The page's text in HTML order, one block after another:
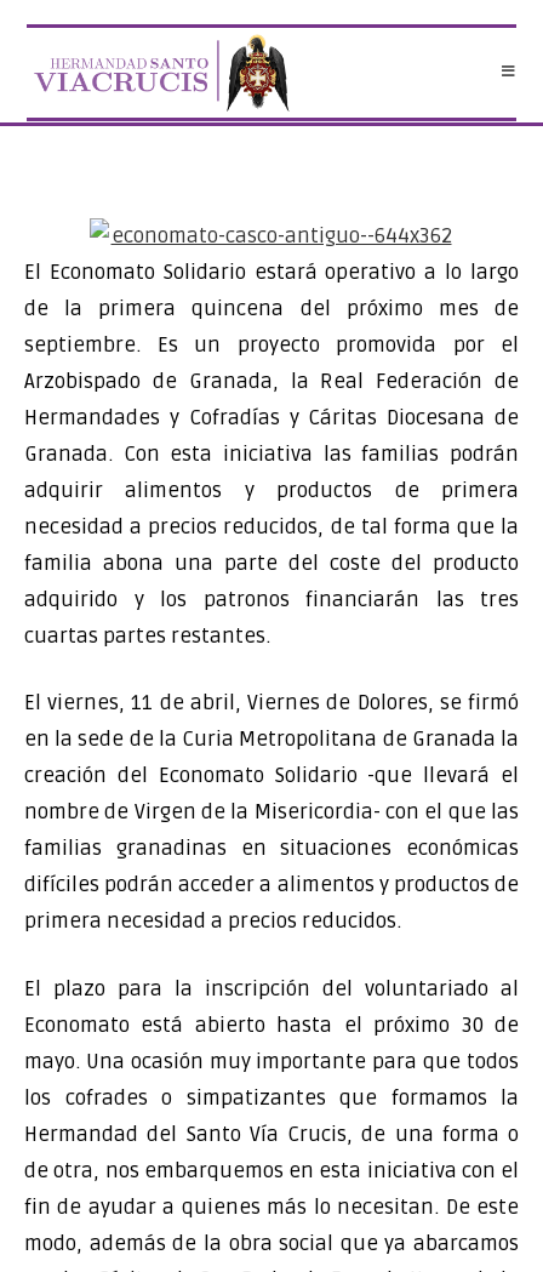
contenido
El Economato Solidario estará operativo a lo largo
de la primera quincena del próximo mes de
septiembre. Es un proyecto promovida por el
Arzobispado de Granada, la Real Federación de
Hermandades y Cofradías y Cáritas Diocesana de
Granada. Con esta iniciativa las familias podrán
adquirir alimentos y productos de primera
necesidad a precios reducidos, de tal forma que la
familia abona una parte del coste del producto
adquirido y los patronos financiarán las tres
cuartas partes restantes.
El viernes, 11 de abril, Viernes de Dolores, se firmó
en la sede de la Curia Metropolitana de Granada la
creación del Economato Solidario -que llevará el
nombre de Virgen de la Misericordia- con el que las
familias granadinas en situaciones económicas
difíciles podrán acceder a alimentos y productos de
primera necesidad a precios reducidos.
El plazo para la inscripción del voluntariado al
Economato está abierto hasta el próximo 30 de
mayo. Una ocasión muy importante para que todos
los cofrades o simpatizantes que formamos la
Hermandad del Santo Vía Crucis, de una forma o
de otra, nos embarquemos en esta iniciativa con el
fin de ayudar a quienes más lo necesitan. De este
modo, además de la obra social que ya abarcamos